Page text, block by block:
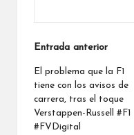
Navegación
de
entradas
Entrada anterior
El problema que la F1
tiene con los avisos de
carrera, tras el toque
Verstappen-Russell #F1
#FVDigital